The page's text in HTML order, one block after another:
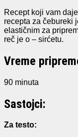
Recept koji vam
recepta za čebureki
elastičnim za
reč je o – sirćetu.
Vreme
90 minuta
Sastojci:
Za testo: